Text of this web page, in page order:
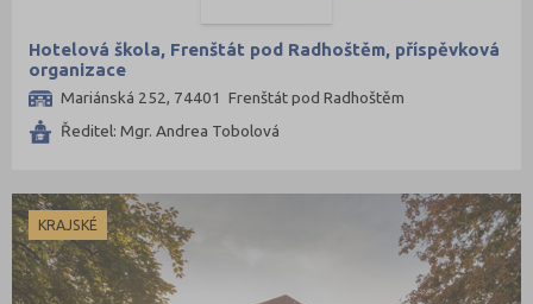
Hotelová škola, Frenštát pod Radhoštěm, příspěvková
organizace
Mariánská 252, 74401 Frenštát pod Radhoštěm
Ředitel: Mgr. Andrea Tobolová
KRAJSKÉ